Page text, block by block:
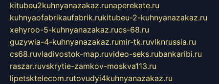
kitubeu2kuhnyanazakaz.runaperekate.ru
kuhnyaofabrikaufabrik.rukitubeu-2-kuhnyanazakaz.ru
xehyroo-5-kuhnyanazakaz.rucs-68.ru
guzywia-4-kuhnyanazakaz.rumir-tk.ruvlknrussia.ru
cs68.ruvladivostok-map.ruvideo-seks.rubankaribi.ru
raszar.ruvskrytie-zamkov-moskva113.ru
lipetsktelecom.rutovudyi4kuhnyanazakaz.ru